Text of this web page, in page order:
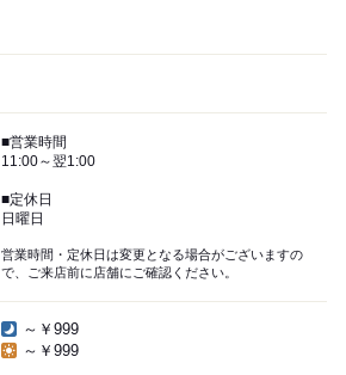
■営業時間
11:00～翌1:00
■定休日
日曜日
営業時間・定休日は変更となる場合がございますの
で、ご来店前に店舗にご確認ください。
～￥999
～￥999